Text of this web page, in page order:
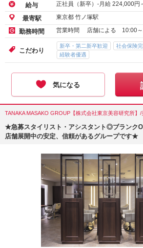
給与 正社員（新卒）-月給 224,000円
最寄駅 東京都 竹ノ塚駅
勤務時間 営業時間 店舗による 10:00～
こだわり
新卒・第二新卒歓迎 社会保険
経験者優遇
気になる
TANAKA MASAKO GROUP【株式会社東京美容研究所】
★急募スタイリスト・アシスタント◎ブランク
店舗展開中の安定、信頼があるグループです★